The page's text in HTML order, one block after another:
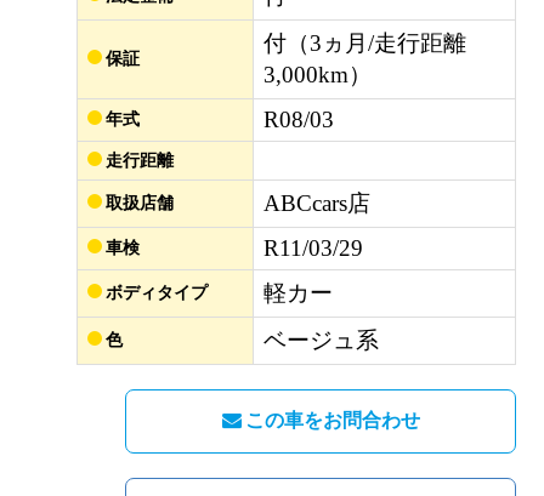
保証
付（3ヵ月/走行距離
3,000km）
年式 R08/03
走行距離
取扱店舗 ABCcars店
車検 R11/03/29
ボディタイプ 軽カー
色 ベージュ系
この車をお問合わせ